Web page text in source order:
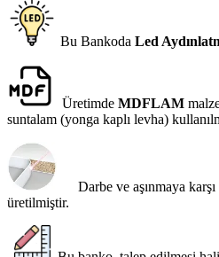
Bu Bankoda Led
Üretimde MDFLAM
suntalam (yonga kaplı levha)
Darbe ve aşınmaya karşı
üretilmiştir.